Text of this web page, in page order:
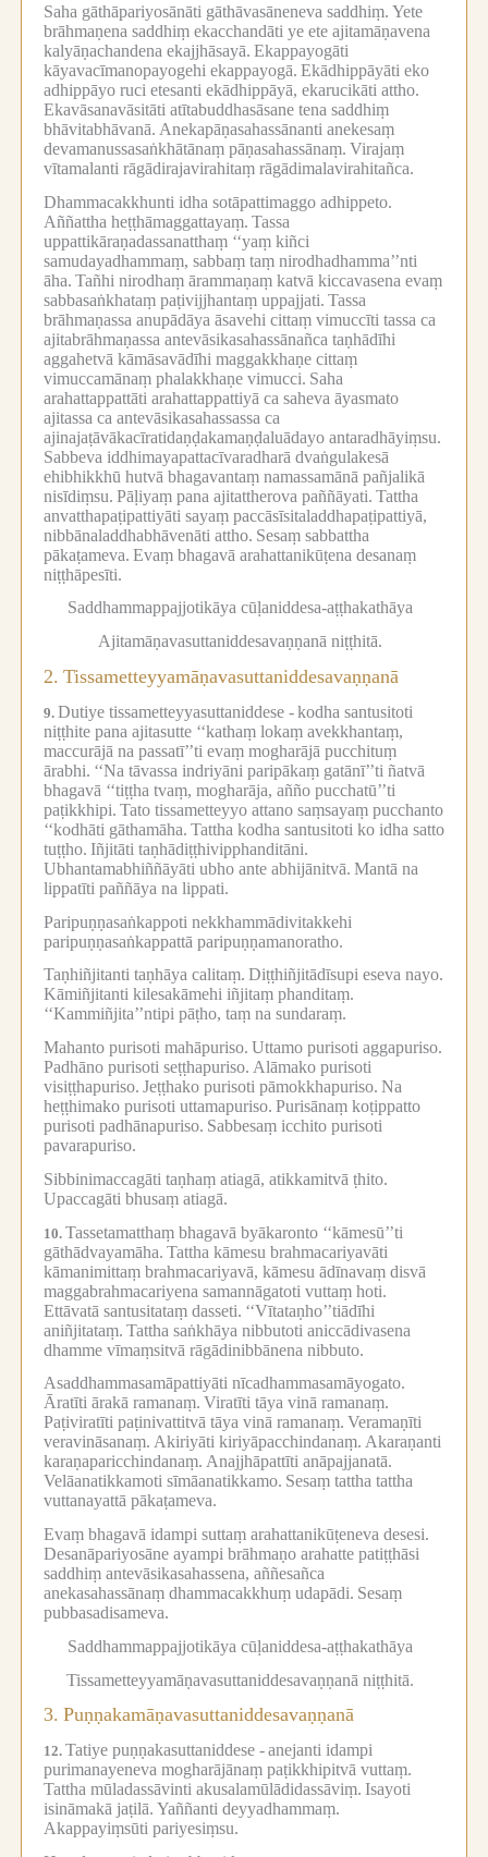
Saha gāthāpariyosānāti gāthāvasāneneva saddhiṃ. Yete
brāhmaṇena saddhiṃ ekacchandāti ye ete ajitamāṇavena
kalyāṇachandena ekajjhāsayā. Ekappayogāti
kāyavacīmanopayogehi ekappayogā. Ekādhippāyāti eko
adhippāyo ruci etesanti ekādhippāyā, ekarucikāti attho.
Ekavāsanavāsitāti atītabuddhasāsane tena saddhiṃ
bhāvitabhāvanā. Anekapāṇasahassānanti anekesaṃ
devamanussasaṅkhātānaṃ pāṇasahassānaṃ. Virajaṃ
vītamalanti rāgādirajavirahitaṃ rāgādimalavirahitañca.
Dhammacakkhunti idha sotāpattimaggo adhippeto.
Aññattha heṭṭhāmaggattayaṃ. Tassa
uppattikāraṇadassanatthaṃ ‘‘yaṃ kiñci
samudayadhammaṃ, sabbaṃ taṃ nirodhadhamma’’nti
āha. Tañhi nirodhaṃ ārammaṇaṃ katvā kiccavasena evaṃ
sabbasaṅkhataṃ paṭivijjhantaṃ uppajjati. Tassa
brāhmaṇassa anupādāya āsavehi cittaṃ vimuccīti tassa ca
ajitabrāhmaṇassa antevāsikasahassānañca taṇhādīhi
aggahetvā kāmāsavādīhi maggakkhaṇe cittaṃ
vimuccamānaṃ phalakkhaṇe vimucci. Saha
arahattappattāti arahattappattiyā ca saheva āyasmato
ajitassa ca antevāsikasahassassa ca
ajinajaṭāvākacīratidaṇḍakamaṇḍaluādayo antaradhāyiṃsu.
Sabbeva iddhimayapattacīvaradharā dvaṅgulakesā
ehibhikkhū hutvā bhagavantaṃ namassamānā pañjalikā
nisīdiṃsu. Pāḷiyaṃ pana ajitattherova paññāyati. Tattha
anvatthapaṭipattiyāti sayaṃ paccāsīsitaladdhapaṭipattiyā,
nibbānaladdhabhāvenāti attho. Sesaṃ sabbattha
pākaṭameva. Evaṃ bhagavā arahattanikūṭena desanaṃ
niṭṭhāpesīti.
Saddhammappajjotikāya cūḷaniddesa-aṭṭhakathāya
Ajitamāṇavasuttaniddesavaṇṇanā niṭṭhitā.
2. Tissametteyyamāṇavasuttaniddesavaṇṇanā
9. Dutiye tissametteyyasuttaniddese -kodha santusitoti
niṭṭhite pana ajitasutte ‘‘kathaṃ lokaṃ avekkhantaṃ,
maccurājā na passatī’’ti evaṃ mogharājā pucchituṃ
ārabhi. ‘‘Na tāvassa indriyāni paripākaṃ gatānī’’ti ñatvā
bhagavā ‘‘tiṭṭha tvaṃ, mogharāja, añño pucchatū’’ti
paṭikkhipi. Tato tissametteyyo attano saṃsayaṃ pucchanto
‘‘kodhāti gāthamāha. Tattha kodha santusitoti ko idha satto
tuṭṭho. Iñjitāti taṇhādiṭṭhivipphanditāni.
Ubhantamabhiññāyāti ubho ante abhijānitvā. Mantā na
lippatīti paññāya na lippati.
Paripuṇṇasaṅkappoti nekkhammādivitakkehi
paripuṇṇasaṅkappattā paripuṇṇamanoratho.
Taṇhiñjitanti taṇhāya calitaṃ. Diṭṭhiñjitādīsupi eseva nayo.
Kāmiñjitanti kilesakāmehi iñjitaṃ phanditaṃ.
‘‘Kammiñjita’’ntipi pāṭho, taṃ na sundaraṃ.
Mahanto purisoti mahāpuriso. Uttamo purisoti aggapuriso.
Padhāno purisoti seṭṭhapuriso. Alāmako purisoti
visiṭṭhapuriso. Jeṭṭhako purisoti pāmokkhapuriso. Na
heṭṭhimako purisoti uttamapuriso. Purisānaṃ koṭippatto
purisoti padhānapuriso. Sabbesaṃ icchito purisoti
pavarapuriso.
Sibbinimaccagāti taṇhaṃ atiagā, atikkamitvā ṭhito.
Upaccagāti bhusaṃ atiagā.
10. Tassetamatthaṃ bhagavā byākaronto ‘‘kāmesū’’ti
gāthādvayamāha. Tattha kāmesu brahmacariyavāti
kāmanimittaṃ brahmacariyavā, kāmesu ādīnavaṃ disvā
maggabrahmacariyena samannāgatoti vuttaṃ hoti.
Ettāvatā santusitataṃ dasseti. ‘‘Vītataṇho’’tiādīhi
aniñjitataṃ. Tattha saṅkhāya nibbutoti aniccādivasena
dhamme vīmaṃsitvā rāgādinibbānena nibbuto.
Asaddhammasamāpattiyāti nīcadhammasamāyogato.
Āratīti ārakā ramanaṃ. Viratīti tāya vinā ramanaṃ.
Paṭiviratīti paṭinivattitvā tāya vinā ramanaṃ. Veramaṇīti
veravināsanaṃ. Akiriyāti kiriyāpacchindanaṃ. Akaraṇanti
karaṇaparicchindanaṃ. Anajjhāpattīti anāpajjanatā.
Velāanatikkamoti sīmāanatikkamo. Sesaṃ tattha tattha
vuttanayattā pākaṭameva.
Evaṃ bhagavā idampi suttaṃ arahattanikūṭeneva desesi.
Desanāpariyosāne ayampi brāhmaṇo arahatte patiṭṭhāsi
saddhiṃ antevāsikasahassena, aññesañca
anekasahassānaṃ dhammacakkhuṃ udapādi. Sesaṃ
pubbasadisameva.
Saddhammappajjotikāya cūḷaniddesa-aṭṭhakathāya
Tissametteyyamāṇavasuttaniddesavaṇṇanā niṭṭhitā.
3. Puṇṇakamāṇavasuttaniddesavaṇṇanā
12. Tatiye puṇṇakasuttaniddese -anejanti idampi
purimanayeneva mogharājānaṃ paṭikkhipitvā vuttaṃ.
Tattha mūladassāvinti akusalamūlādidassāviṃ. Isayoti
isināmakā jaṭilā. Yaññanti deyyadhammaṃ.
Akappayiṃsūti pariyesiṃsu.